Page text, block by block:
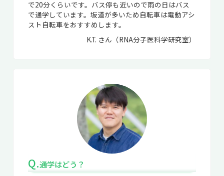
で20分くらいです。バス停も近いので雨の日はバス
で通学しています。坂道が多いため自転車は電動アシ
スト自転車をおすすめします。
K.T. さん（RNA分子医科学研究室）
Q.通学はどう？